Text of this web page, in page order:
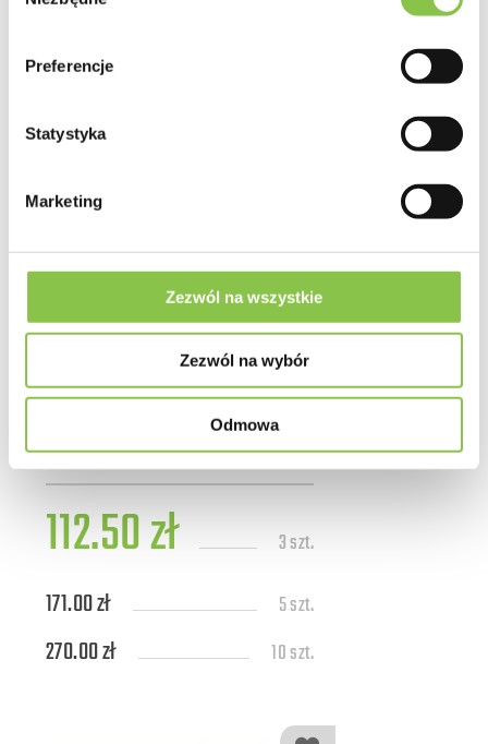
Preferencje
Statystyka
Marketing
Zezwól na wszystkie
Zezwól na wybór
Odmowa
Sprawdź
Shaman
Dutch Passion
112.50 zł 3 szt.
171.00 zł 5 szt.
270.00 zł 10 szt.